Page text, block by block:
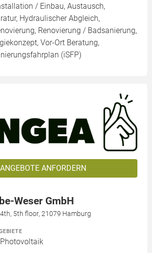
/ Einbau, Austausch,
Hydraulischer Abgleich,
Renovierung / Badsanierung,
Vor-Ort Beratung,
(iSFP)
ANGEBOTE ANFORDERN
Weser GmbH
5th floor, 21079 Hamburg